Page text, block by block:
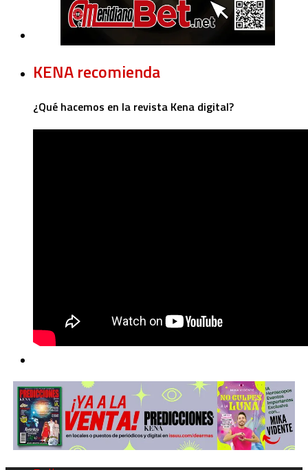
KENA recomienda
¿Qué hacemos en la revista Kena digital?